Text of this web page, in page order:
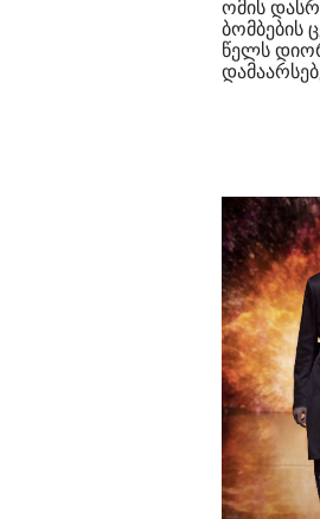
ომის
ბომბების
წელს